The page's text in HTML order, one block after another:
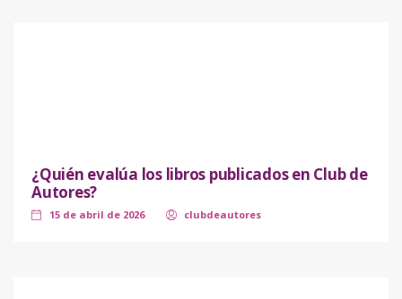
¿Quién evalúa los libros publicados en Club de
Autores?
15 de abril de 2026 clubdeautores